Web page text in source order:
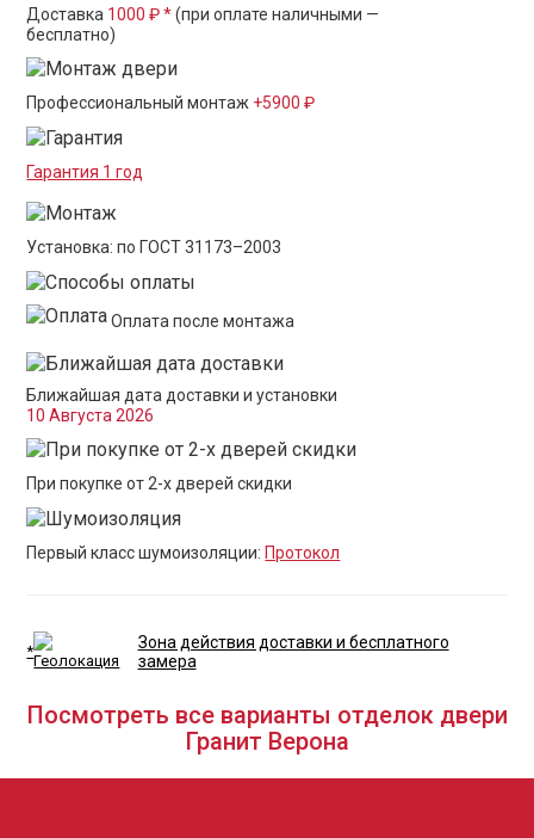
Доставка 1000 ₽ *(при оплате наличными —
бесплатно)
Профессиональный монтаж +5900 ₽
Гарантия 1 год
Установка: по ГОСТ 31173–2003
Оплата после монтажа
Ближайшая дата доставки и установки
10 Августа 2026
При покупке от 2-х дверей скидки
Первый класс шумоизоляции: Протокол
*
Зона действия доставки и бесплатного
замера
Посмотреть все варианты отделок двери
Гранит Верона